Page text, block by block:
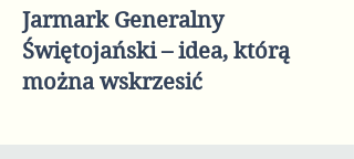
Jarmark Generalny
Świętojański – idea, którą
można wskrzesić